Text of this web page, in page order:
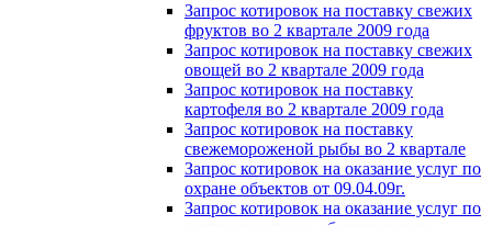
Запрос котировок на поставку свежих
фруктов во 2 квартале 2009 года
Запрос котировок на поставку свежих
овощей во 2 квартале 2009 года
Запрос котировок на поставку
картофеля во 2 квартале 2009 года
Запрос котировок на поставку
свежемороженой рыбы во 2 квартале
Запрос котировок на оказание услуг по
охране объектов от 09.04.09г.
Запрос котировок на оказание услуг по